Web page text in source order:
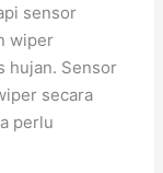
sensor
wiper
hujan. Sensor
secara
perlu